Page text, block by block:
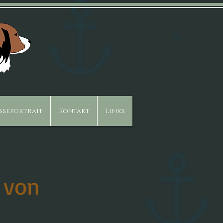
Kontakt Links